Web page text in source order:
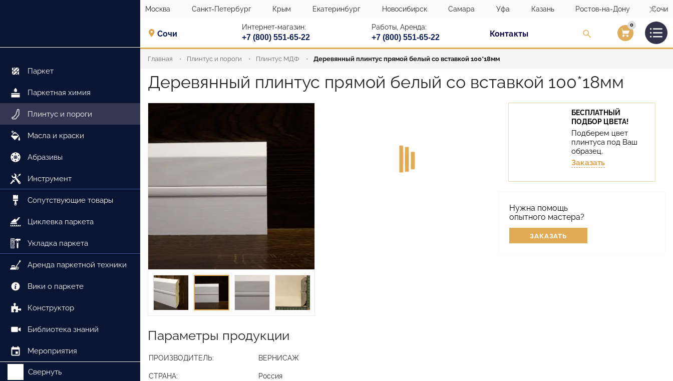
Москва Санкт-Петербург Крым Екатеринбург Новосибирск Самара Уфа Казань Ростов-на-Дону Сочи
Сочи
Интернет-магазин:
+7 (800) 551-65-22
Работы, Аренда:
+7 (800) 551-65-22 Контакты Вход/
0
Паркет
Паркетная химия
Плинтус и пороги
Масла и краски
Абразивы
Инструмент
Сопутствующие товары
Циклевка паркета
Укладка паркета
Аренда паркетной техники
Вики о паркете
Конструктор
Библиотека знаний
Мероприятия
Свернуть
Главная Плинтус и пороги Плинтус МДФ Деревянный плинтус прямой белый со вставкой 100*18мм
Деревянный плинтус прямой белый со вставкой 100*18мм
БЕСПЛАТНЫЙ
ПОДБОР ЦВЕТА!
Подберем цвет
плинтуса под Ваш
образец.
Заказать
Нужна помощь
опытного мастера?
ЗАКАЗАТЬ
Параметры продукции
ПРОИЗВОДИТЕЛЬ: ВЕРНИСАЖ
СТРАНА: Россия